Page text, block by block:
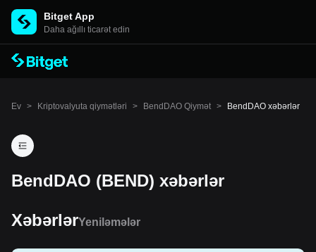
Bitget App
Daha ağıllı ticarət edin
Ev > Kriptovalyuta qiymətləri > BendDAO Qiymət > BendDAO xəbərlər
BendDAO (BEND) xəbərlər
XəbərlərYeniləmələr